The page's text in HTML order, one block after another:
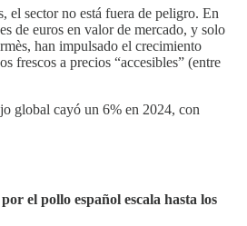
el sector no está fuera de peligro. En
de euros en valor de mercado, y solo
han impulsado el crecimiento
frescos a precios “accesibles” (entre
global cayó un 6% en 2024, con
el pollo español escala hasta los